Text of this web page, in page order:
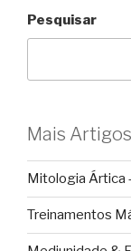
Pesquisar
Mais Artigos
Mitologia Ártica
Treinamentos